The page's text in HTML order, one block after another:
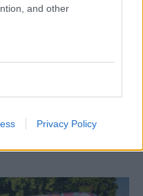
and other
Privacy Policy
140 új